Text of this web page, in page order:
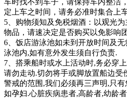
定上车之时间，请务必准时集合上
5、购物须知及免税烟酒：以观光
物品，请速决定是否购买以免影响
6、饭店游泳池如未到开放时间及
泳池内,如有意外发生须自行负责.
7、搭乘船时或水上活动时,务必穿
请勿走动.切勿将手或脚放置船边受
警戒的范围,我们必须再三声明,只
如孕妇.心脏疾病患者,高龄者,幼龄